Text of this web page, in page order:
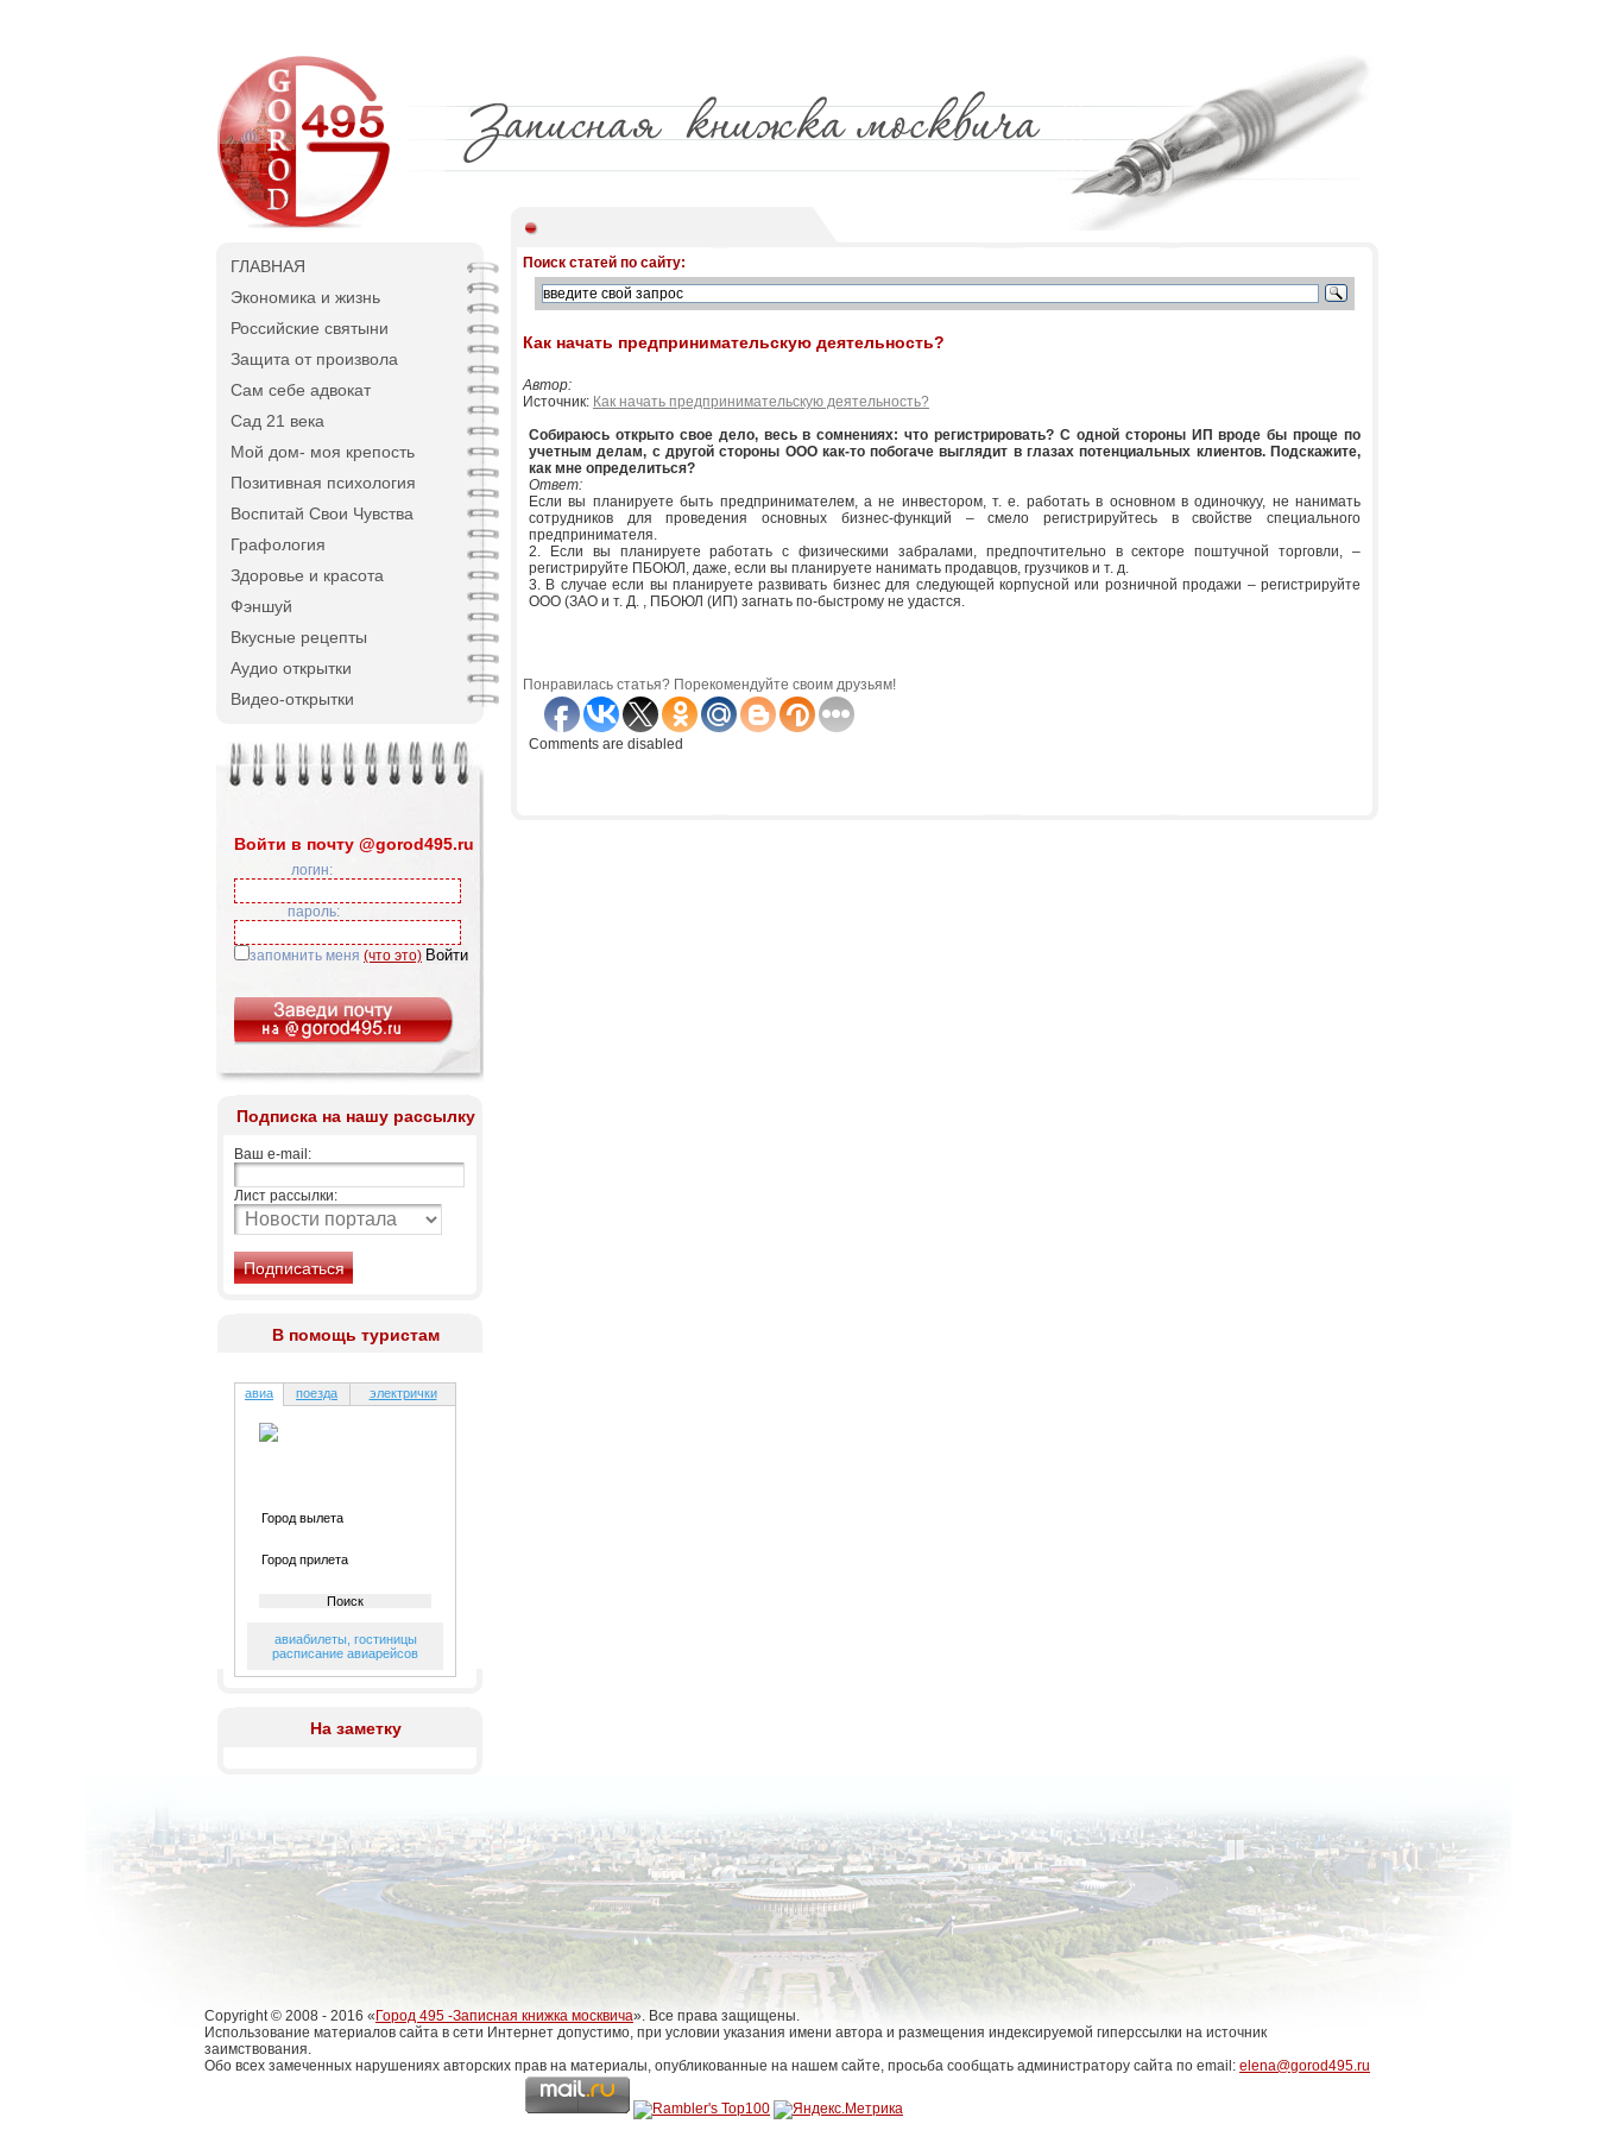
ГЛАВНАЯ
Экономика и жизнь
Российские святыни
Защита от произвола
Сам себе адвокат
Сад 21 века
Мой дом- моя крепость
Позитивная психология
Воспитай Свои Чувства
Графология
Здоровье и красота
Фэншуй
Вкусные рецепты
Аудио открытки
Видео-открытки
Войти в почту @gorod495.ru
логин:
пароль:
запомнить меня (что это)
Подписка на нашу рассылку
Ваш e-mail:
Лист рассылки:
В помощь туристам
авиа поезда электрички
авиабилеты, гостиницы
расписание авиарейсов
На заметку
Поиск статей по сайту:
Как начать предпринимательскую деятельность?
Автор:
Источник: Как начать предпринимательскую деятельность?
Собираюсь открыто свое дело, весь в сомнениях: что регистрировать? С одной стороны ИП вроде бы проще по
учетным делам, с другой стороны ООО как-то побогаче выглядит в глазах потенциальных клиентов. Подскажите,
как мне определиться?
Ответ:
Если вы планируете быть предпринимателем, а не инвестором, т. е. работать в основном в одиночкуу, не нанимать
сотрудников для проведения основных бизнес-функций – смело регистрируйтесь в свойстве специального
предпринимателя.
2. Если вы планируете работать с физическими забралами, предпочтительно в секторе поштучной торговли, –
регистрируйте ПБОЮЛ, даже, если вы планируете нанимать продавцов, грузчиков и т. д.
3. В случае если вы планируете развивать бизнес для следующей корпусной или розничной продажи – регистрируйте
ООО (ЗАО и т. Д. , ПБОЮЛ (ИП) загнать по-быстрому не удастся.
Понравилась статья? Порекомендуйте своим друзьям!
Comments are disabled
Copyright © 2008 - 2016 « Город 495 -Записная книжка москвича». Все права защищены.
Использование материалов сайта в сети Интернет допустимо, при условии указания имени автора и размещения индексируемой гиперссылки на источник
заимствования.
Обо всех замеченных нарушениях авторских прав на материалы, опубликованные на нашем сайте, просьба сообщать администратору сайта по email: elena@gorod495.ru